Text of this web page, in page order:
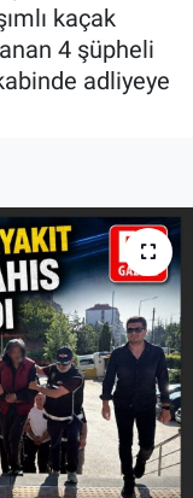
kaçak
4 şüpheli
adliyeye